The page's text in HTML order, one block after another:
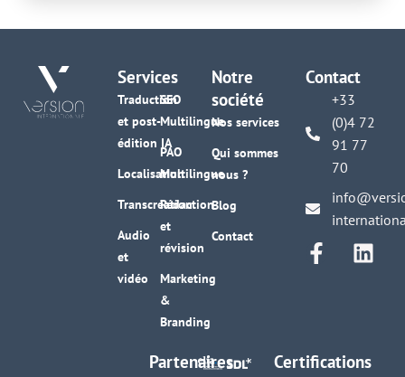
Services
Traduction
et post-
édition IA
Localisation
Transcréation
Audio
et
vidéo
SEO
Multilingue
PAO
Multilingue
Rédaction
et
révision
Marketing
&
Branding
Notre
société
Nos services
Qui sommes
nous ?
Blog
Contact
Contact
+33
(0)4 72
91 77
70
Partenaires Certifications